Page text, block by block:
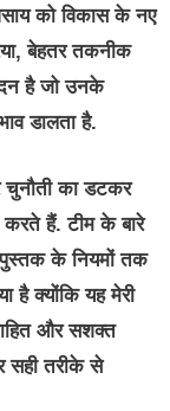
को विकास के नए
बेहतर तकनीक
है जो उनके
डालता है.
चुनौती का डटकर
करते हैं. टीम के बारे
के नियमों तक
है क्योंकि यह मेरी
और सशक्त
सही तरीके से